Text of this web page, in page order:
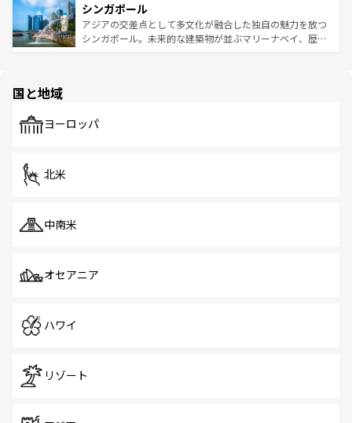
参照してほしい。
激する。気候は一年中温暖で、どの季節にも異なる楽しみ
が待っている。親しみやすいタイの人々、仏教を中心とし
た文化、そして多様な観光資源が、訪れる旅人を魅了し続
み、どこを訪れても感動するはず。観光スポットが密集し
ており、効率よく見どころを回れるのも魅力。息をのむよ
うな絶景から文化的な体験まで、香港を存分に楽しみ尽く
シンガポール
アジアの交差点として多文化が融合した独自の魅力を放つ
シンガポール。未来的な建築物が並ぶマリーナベイ、歴史
で、ホーカーズは地元の風情を楽しめる外せないスポット
国と地域
ヨーロッパ
北米
中南米
オセアニア
ハワイ
リゾート